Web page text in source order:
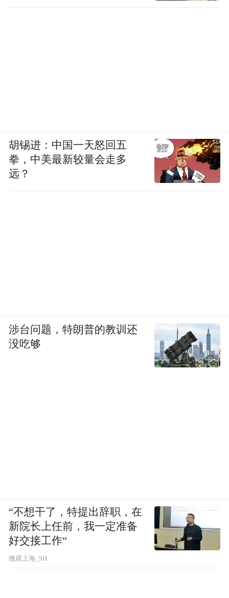
胡锡进：中国一天怒回五
拳，中美最新较量会走多
远？
涉台问题，特朗普的教训还
没吃够
“不想干了，特提出辞职，在
新院长上任前，我一定准备
好交接工作“
微观上海_SH